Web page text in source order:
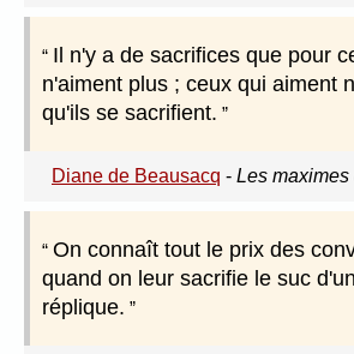
Il n'y a de sacrifices que pour
n'aiment plus ; ceux qui aiment
qu'ils se sacrifient.
Diane de Beausacq - Les
On connaît tout le prix des
quand on leur sacrifie le suc
réplique.